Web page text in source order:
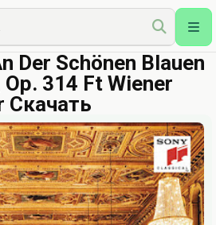
Der Schönen Blauen
Op. 314 Ft Wiener
Скачать